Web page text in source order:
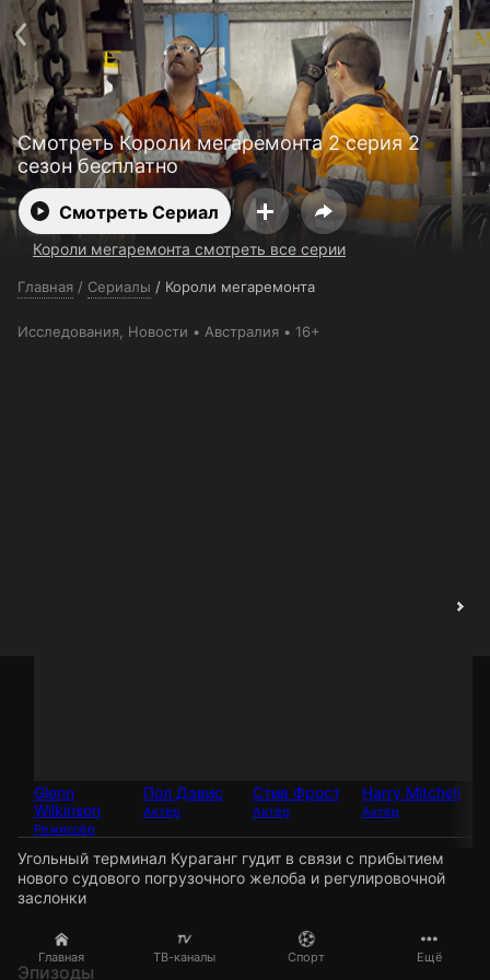
Смотреть 3650 дней бесплатно
Главная ТВ-каналы Спорт Ещё
Смотреть Короли мегаремонта 2 серия 2
сезон бесплатно
Смотреть Сериал
Короли мегаремонта смотреть все серии
Главная / Сериалы / Короли мегаремонта
Исследования Новости Австралия 16+
Glenn
Wilkinson
Режиссёр
Пол Дэвис
Актёр
Стив Фрост
Актёр
Harry Mitchell
Актёр
Угольный терминал Кураганг гудит в связи с прибытием
нового судового погрузочного желоба и регулировочной
заслонки
Эпизоды
Телефон поддержки:+998 55 516 2111
Пользовательское соглашение
Политика конфиденциальности
Открыть приложение
Ввести промокод